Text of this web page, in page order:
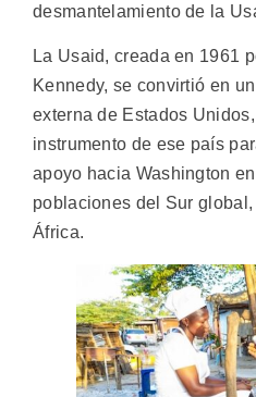
desmantelamiento de la
La Usaid, creada en 1961
Kennedy, se convirtió en
externa de Estados
instrumento de ese país
apoyo hacia Washington
poblaciones del Sur
África.